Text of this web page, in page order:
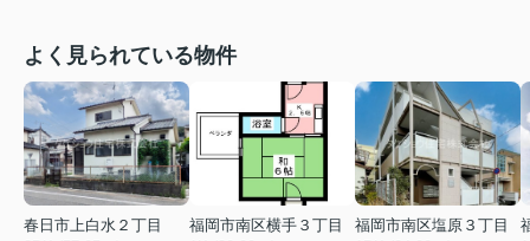
よく見られている物件
春日市上白水２丁目
福岡市南区横手３丁目
福岡市南区塩原３丁目